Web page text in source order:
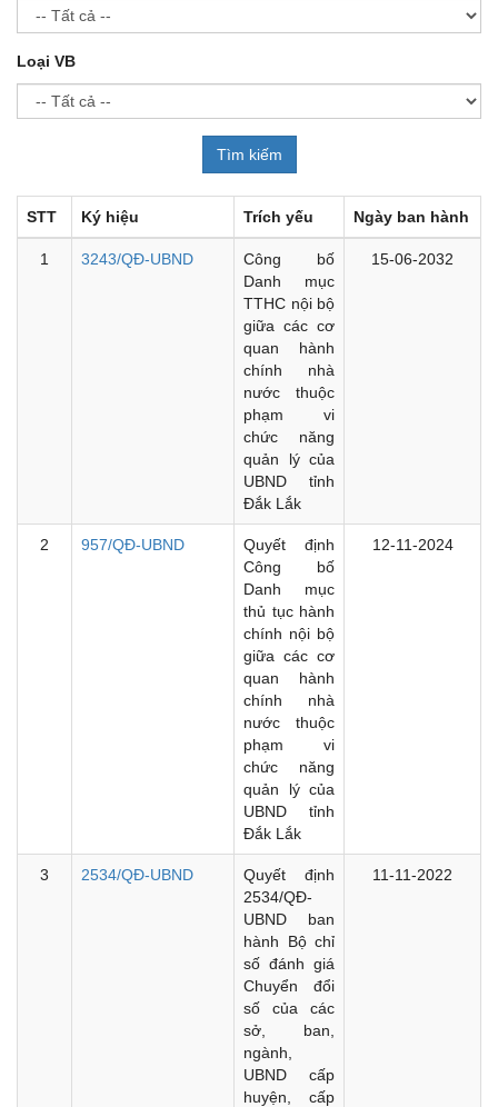
Loại VB
STT Ký hiệu Trích yếu Ngày ban hành
1 3243/QĐ-UBND
Công bố
Danh mục
TTHC nội bộ
giữa các cơ
quan hành
chính nhà
nước thuộc
phạm vi
chức năng
quản lý của
UBND tỉnh
Đắk Lắk
15-06-2032
2 957/QĐ-UBND
Quyết định
Công bố
Danh mục
thủ tục hành
chính nội bộ
giữa các cơ
quan hành
chính nhà
nước thuộc
phạm vi
chức năng
quản lý của
UBND tỉnh
Đắk Lắk
12-11-2024
3 2534/QĐ-UBND
Quyết định
2534/QĐ-
UBND ban
hành Bộ chỉ
số đánh giá
Chuyển đổi
số của các
sở, ban,
ngành,
UBND cấp
huyện, cấp
11-11-2022